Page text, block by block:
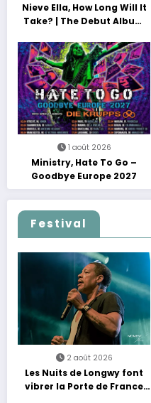
Nieve Ella, How Long Will It
Take? | The Debut Album
1 août 2026
Ministry, Hate To Go –
Goodbye Europe 2027
Festival
2 août 2026
Les Nuits de Longwy font
vibrer la Porte de France